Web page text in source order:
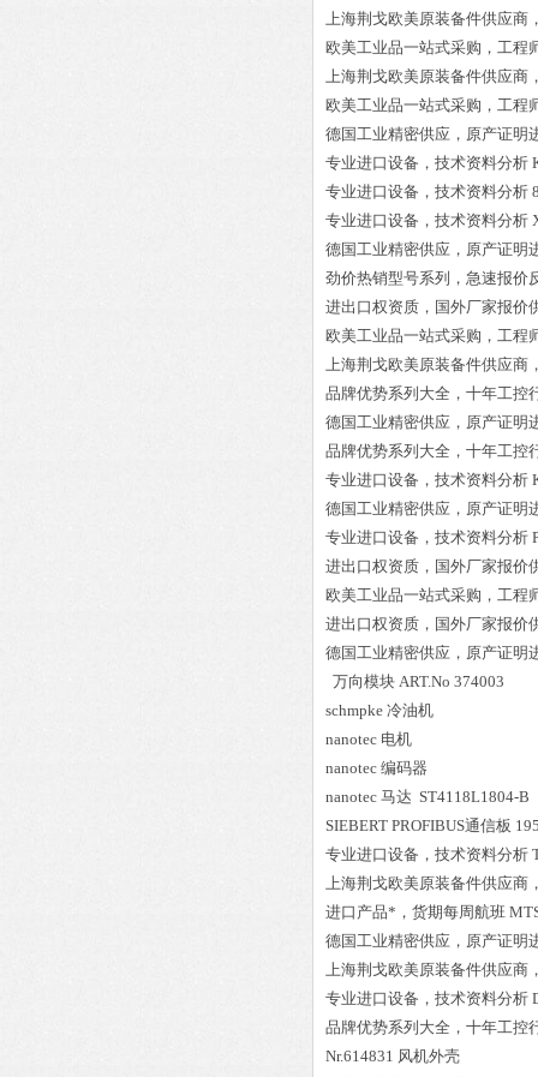
上海荆戈欧美原装备件供应商
欧美工业品一站式采购，工程
上海荆戈欧美原装备件供应商
欧美工业品一站式采购，工程
德国工业精密供应，原产证明
专业进口设备，技术资料分析
专业进口设备，技术资料分析
专业进口设备，技术资料分析
德国工业精密供应，原产证明
劲价热销型号系列，急速报价
进出口权资质，国外厂家报价
欧美工业品一站式采购，工程
上海荆戈欧美原装备件供应商
品牌优势系列大全，十年工控
德国工业精密供应，原产证明
品牌优势系列大全，十年工控
专业进口设备，技术资料分析
德国工业精密供应，原产证明
专业进口设备，技术资料分析
进出口权资质，国外厂家报价
欧美工业品一站式采购，工程
进出口权资质，国外厂家报价
德国工业精密供应，原产证明
万向模块 ART.No 374003
schmpke 冷油机
nanotec 电机
nanotec 编码器
nanotec 马达 ST4118L1804-B
SIEBERT PROFIBUS通信板
专业进口设备，技术资料分析
上海荆戈欧美原装备件供应商
进口产品*，货期每周航班
德国工业精密供应，原产证明
上海荆戈欧美原装备件供应商
专业进口设备，技术资料分析
品牌优势系列大全，十年工控
Nr.614831 风机外壳